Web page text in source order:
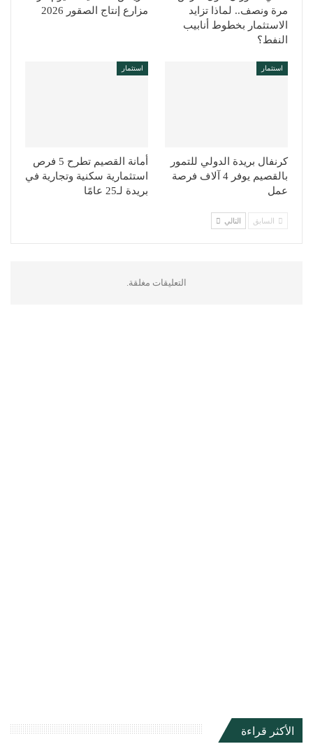
مرة ونصف.. لماذا تزايد
الاستثمار بخطوط أنابيب
النفط؟
مزارع إنتاج الصقور 2026
استثمار
كرنفال بريدة الدولي للتمور
بالقصيم يوفر 4 آلاف فرصة
عمل
استثمار
أمانة القصيم تطرح 5 فرص
استثمارية سكنية وتجارية في
بريدة لـ25 عامًا
السابق التالي
التعليقات مغلقة.
الأكثر قراءة